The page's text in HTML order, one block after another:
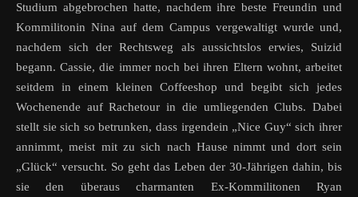
Studium abgebrochen hatte, nachdem ihre beste Freundin und
Kommilitonin Nina auf dem Campus vergewaltigt wurde und,
nachdem sich der Rechtsweg als aussichtslos erwies, Suizid
begann. Cassie, die immer noch bei ihren Eltern wohnt, arbeitet
seitdem in einem kleinen Coffeeshop und begibt sich jedes
Wochenende auf Rachetour in die umliegenden Clubs. Dabei
stellt sie sich so betrunken, dass irgendein „Nice Guy“ sich ihrer
annimmt, meist mit zu sich nach Hause nimmt und dort sein
„Glück“ versucht. So geht das Leben der 30-Jährigen dahin, bis
sie den überaus charmanten Ex-Kommilitonen Ryan